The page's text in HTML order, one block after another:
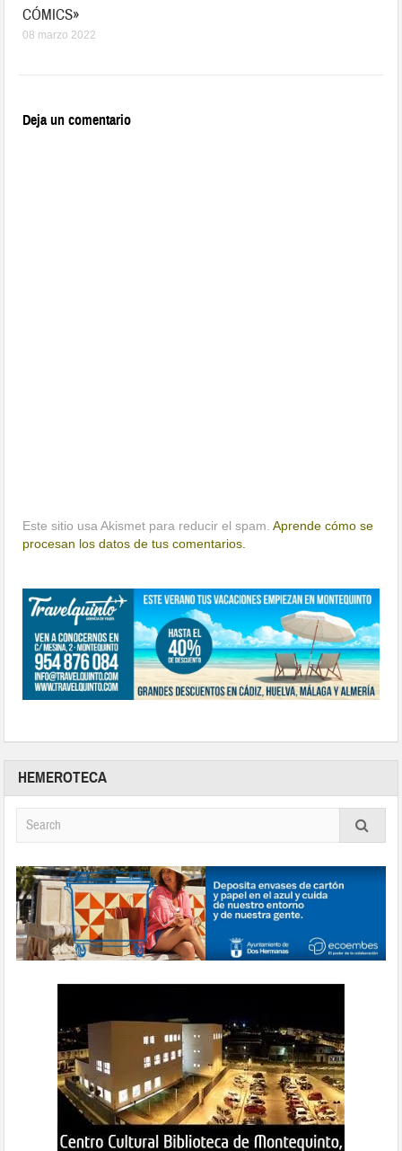
CÓMICS»
08 marzo 2022
Deja un comentario
Este sitio usa Akismet para reducir el spam.Aprende cómo se
procesan los datos de tus comentarios.
HEMEROTECA